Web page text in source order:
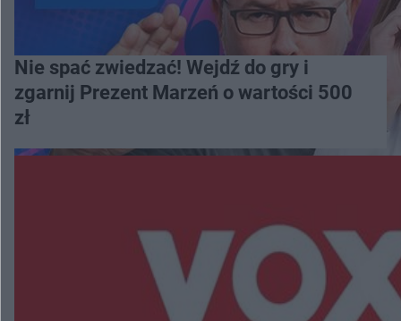
Nie spać zwiedzać! Wejdź do gry i
zgarnij Prezent Marzeń o wartości 500
zł